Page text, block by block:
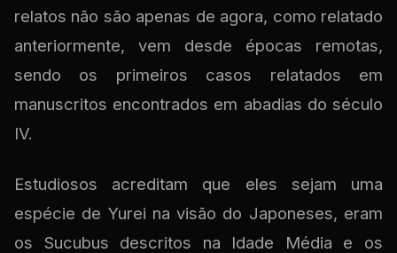
relatos não são apenas de agora, como relatado
anteriormente, vem desde épocas remotas,
sendo os primeiros casos relatados em
manuscritos encontrados em abadias do século
IV.
Estudiosos acreditam que eles sejam uma
espécie de Yurei na visão do Japoneses, eram
os Sucubus descritos na Idade Média e os